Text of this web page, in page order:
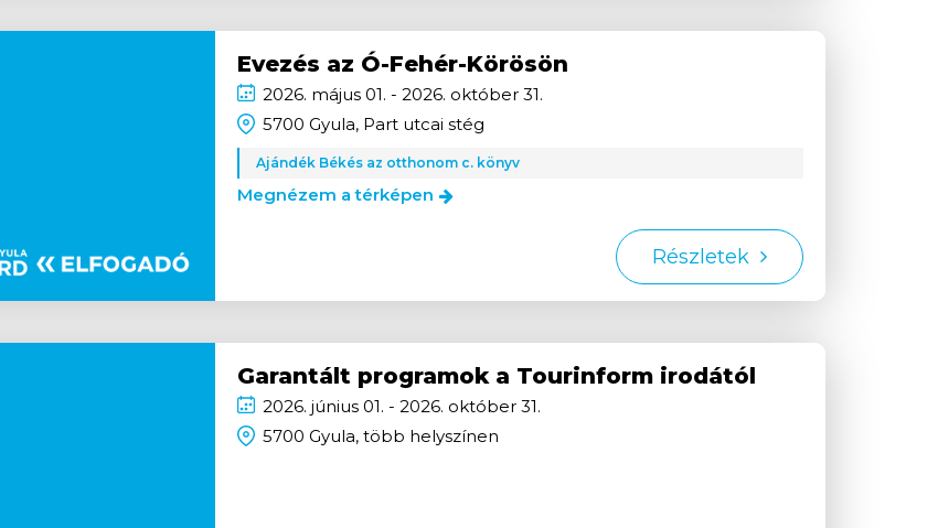
Evezés az Ó-Fehér-Körösön
2026. május01. - 2026. október31.
5700 Gyula, Part utcai stég
Ajándék Békés az otthonom c. könyv
Megnézem a térképen
Részletek
Garantált programok a Tourinform irodától
2026. június01. - 2026. október31.
5700 Gyula, több helyszínen